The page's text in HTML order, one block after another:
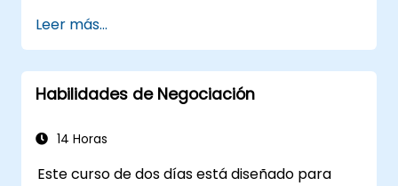
Leer más...
Habilidades de Negociación
14 Horas
Este curso de dos días está diseñado para